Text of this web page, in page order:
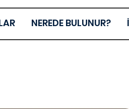
NEREDE BULUNUR?